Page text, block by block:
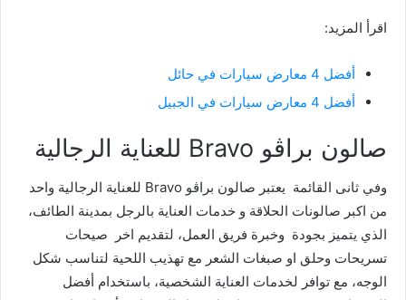
اقرأ المزيد:
أفضل 4 معارض سيارات في حائل
أفضل 4 معارض سيارات في الجبيل
صالون براڤو Bravo للعناية الرجالية
وفي ثانى القائمة يعتبر صالون براڤو Bravo للعناية الرجالية واحد
من اكبر صالونات الحلاقة و خدمات العناية بالرجل بمدينة الطائف،
الذي يتميز بجودة وخبرة فريق العمل، لتقديم اخر صيحات
تسريحات وحلق او صبغات الشعر مع تهذيب اللحية لتناسب شكل
الوجه، مع توافر لخدمات العناية الشخصية، باستخدام أفضل